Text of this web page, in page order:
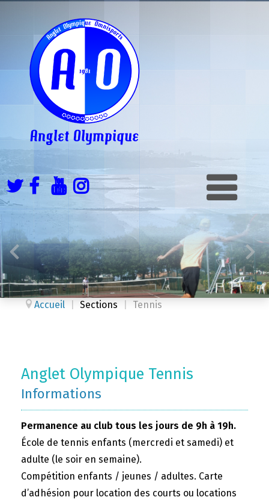
Accueil Sections Tennis
Anglet Olympique Tennis
Informations
Permanence au club tous les jours de 9h à 19h.
École de tennis enfants (mercredi et samedi) et
adulte (le soir en semaine).
Compétition enfants / jeunes / adultes. Carte
d’adhésion pour location des courts ou locations